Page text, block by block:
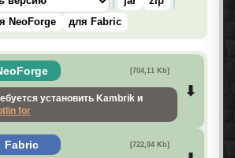
NeoForge для Fabric
[704,11 Kb]
установить Kambrik и
for
Fabric [722,04 Kb]